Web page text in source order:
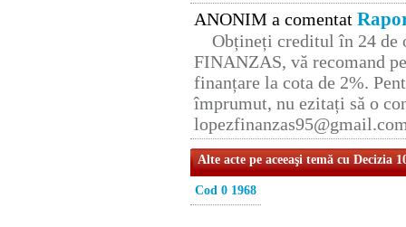
ANONIM a comentat
Obțineți creditul în 24 de
FINANZAS, vă recomand
finanțare la cota de 2%.
împrumut, nu ezitați să o
Alte acte pe aceeaşi temă cu Decizia
Cod 0 1968